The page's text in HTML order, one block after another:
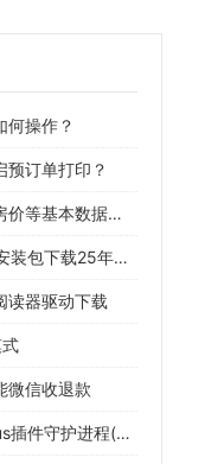
何操作？
预订单打印？
以导入云版系统用吗？
下载25年8月31日
读器驱动下载
微信收退款
(Error 1073)什么意思？